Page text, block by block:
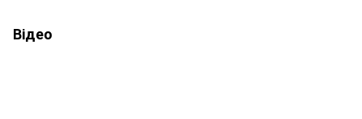
Відео